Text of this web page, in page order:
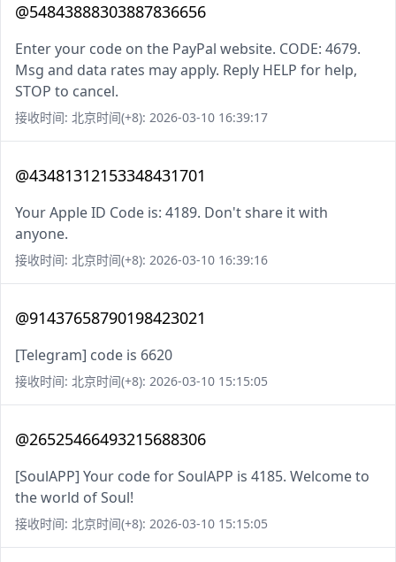
@54843888303887836656
Enter your code on the PayPal website. CODE: 4679.
Msg and data rates may apply. Reply HELP for help,
STOP to cancel.
接收时间: 北京时间(+8): 2026-03-10 16:39:17
@43481312153348431701
Your Apple ID Code is: 4189. Don't share it with
anyone.
接收时间: 北京时间(+8): 2026-03-10 16:39:16
@91437658790198423021
[Telegram] code is 6620
接收时间: 北京时间(+8): 2026-03-10 15:15:05
@26525466493215688306
[SoulAPP] Your code for SoulAPP is 4185. Welcome to
the world of Soul!
接收时间: 北京时间(+8): 2026-03-10 15:15:05